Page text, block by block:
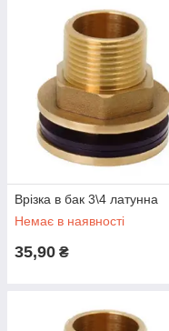
Врізка в бак 3\4 латунна
Немає в наявності
35,90 ₴